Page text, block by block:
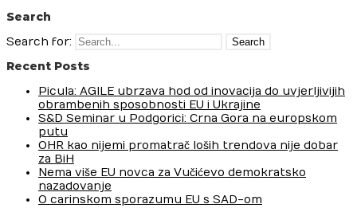
Search
Search for:
Recent Posts
Picula: AGILE ubrzava hod od inovacija do uvjerljivijih
obrambenih sposobnosti EU i Ukrajine
S&D Seminar u Podgorici: Crna Gora na europskom
putu
OHR kao nijemi promatrač loših trendova nije dobar
za BiH
Nema više EU novca za Vučićevo demokratsko
nazadovanje
O carinskom sporazumu EU s SAD-om